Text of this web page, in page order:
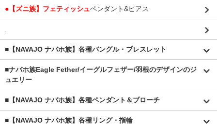
●【ズニ族】フェティッシュペンダント&ピアス
.
■【NAVAJO ナバホ族】各種バングル・ブレスレット
■ナバホ族Eagle Fether/イーグルフェザー/羽根のデザインのジ
ュエリー
■【NAVAJO ナバホ族】各種ペンダント＆ブローチ
■【NAVAJO ナバホ族】各種リング・指輪